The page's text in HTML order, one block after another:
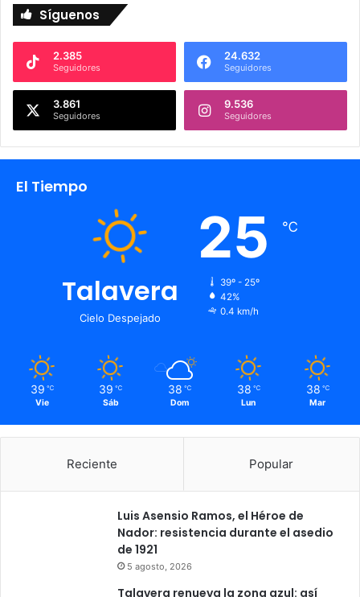
Síguenos
2.385
Seguidores
24.632
Seguidores
3.861
Seguidores
9.536
Seguidores
El Tiempo
Talavera
Cielo Despejado
25 ℃
39º - 25º
42%
0.4 km/h
39 ℃
Vie
39 ℃
Sáb
38 ℃
Dom
38 ℃
Lun
38 ℃
Mar
Reciente Popular
Luis Asensio Ramos, el Héroe de
Nador: resistencia durante el asedio
de 1921
5 agosto, 2026
Talavera renueva la zona azul: así